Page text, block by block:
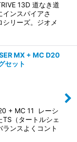
13D 道なき道
ンスパイアさ
リーズ。ジオメ
MX + MC D20
セット
+ MC 11 レーシ
（タートルシェ
ンスよくコント